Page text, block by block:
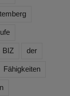
BIZ der
Fähigkeiten